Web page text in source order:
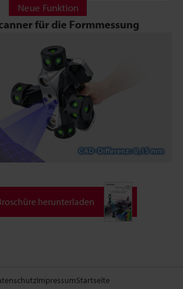
Neue Funktion
für die Formmessung
herunterladen
ImpressumStartseite